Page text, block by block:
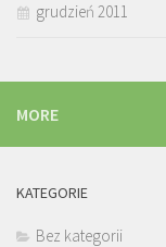
grudzień 2011
MORE
KATEGORIE
Bez kategorii